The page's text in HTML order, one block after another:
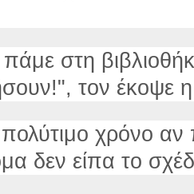
στη
τον έκοψε
χρόνο αν
δεν είπα το